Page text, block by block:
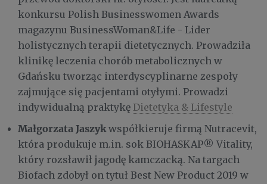
konkursu Polish Businesswomen Awards
magazynu BusinessWoman&Life - Lider
holistycznych terapii dietetycznych. Prowadziła
klinikę leczenia chorób metabolicznych w
Gdańsku tworząc interdyscyplinarne zespoły
zajmujące się pacjentami otyłymi. Prowadzi
indywidualną praktykę Dietetyka & Lifestyle
Małgorzata Jaszykwspółkieruje firmą Nutracevit,
która produkuje m.in. sok BIOHASKAP® Vitality,
który rozsławił jagodę kamczacką. Na targach
Biofach zdobył on tytuł Best New Product 2019 w